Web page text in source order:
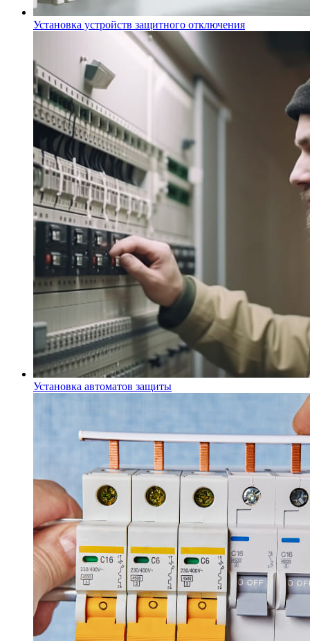
Установка устройств защитного отключения
Установка автоматов защиты